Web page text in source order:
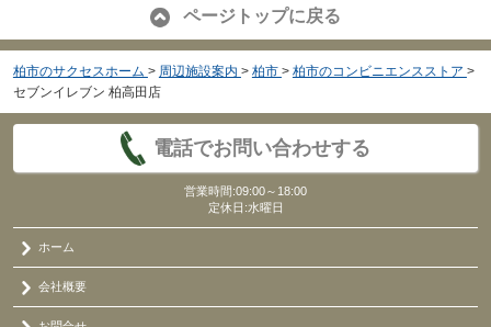
ページトップに戻る
柏市のサクセスホーム > 周辺施設案内 > 柏市 > 柏市のコンビニエンスストア >
セブンイレブン 柏高田店
電話でお問い合わせする
営業時間:09:00～18:00
定休日:水曜日
ホーム
会社概要